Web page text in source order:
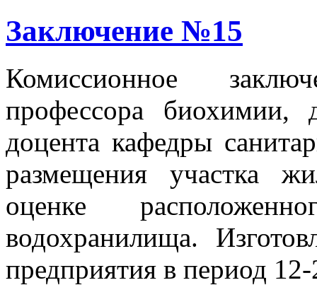
Заключение №15
Комиссионное
профессора биохимии,
доцента кафедры
размещения участка
оценке
водохранилища.
предприятия в период